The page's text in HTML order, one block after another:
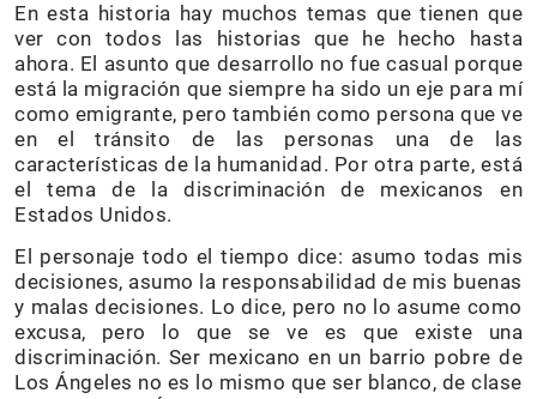
En esta historia hay muchos temas que tienen que
ver con todos las historias que he hecho hasta
ahora. El asunto que desarrollo no fue casual porque
está la migración que siempre ha sido un eje para mí
como emigrante, pero también como persona que ve
en el tránsito de las personas una de las
características de la humanidad. Por otra parte, está
el tema de la discriminación de mexicanos en
Estados Unidos.
El personaje todo el tiempo dice: asumo todas mis
decisiones, asumo la responsabilidad de mis buenas
y malas decisiones. Lo dice, pero no lo asume como
excusa, pero lo que se ve es que existe una
discriminación. Ser mexicano en un barrio pobre de
Los Ángeles no es lo mismo que ser blanco, de clase